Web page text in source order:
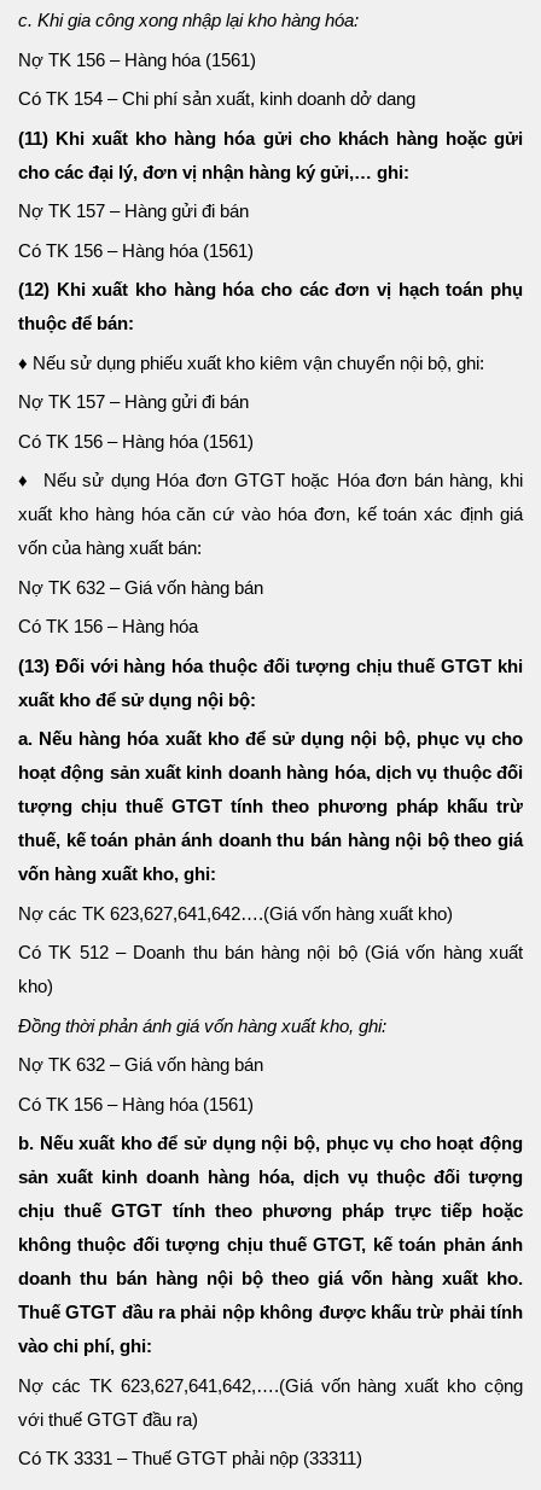
c. Khi gia công xong nhập lại kho hàng hóa:
Nợ TK 156 – Hàng hóa (1561)
Có TK 154 – Chi phí sản xuất, kinh doanh dở dang
(11) Khi xuất kho hàng hóa gửi cho khách hàng hoặc gửi
cho các đại lý, đơn vị nhận hàng ký gửi,… ghi:
Nợ TK 157 – Hàng gửi đi bán
Có TK 156 – Hàng hóa (1561)
(12) Khi xuất kho hàng hóa cho các đơn vị hạch toán phụ
thuộc để bán:
♦ Nếu sử dụng phiếu xuất kho kiêm vận chuyển nội bộ, ghi:
Nợ TK 157 – Hàng gửi đi bán
Có TK 156 – Hàng hóa (1561)
♦ Nếu sử dụng Hóa đơn GTGT hoặc Hóa đơn bán hàng, khi
xuất kho hàng hóa căn cứ vào hóa đơn, kế toán xác định giá
vốn của hàng xuất bán:
Nợ TK 632 – Giá vốn hàng bán
Có TK 156 – Hàng hóa
(13) Đối với hàng hóa thuộc đối tượng chịu thuế GTGT khi
xuất kho để sử dụng nội bộ:
a. Nếu hàng hóa xuất kho để sử dụng nội bộ, phục vụ cho
hoạt động sản xuất kinh doanh hàng hóa, dịch vụ thuộc đối
tượng chịu thuế GTGT tính theo phương pháp khấu trừ
thuế, kế toán phản ánh doanh thu bán hàng nội bộ theo giá
vốn hàng xuất kho, ghi:
Nợ các TK 623,627,641,642….(Giá vốn hàng xuất kho)
Có TK 512 – Doanh thu bán hàng nội bộ (Giá vốn hàng xuất
kho)
Đồng thời phản ánh giá vốn hàng xuất kho, ghi:
Nợ TK 632 – Giá vốn hàng bán
Có TK 156 – Hàng hóa (1561)
b. Nếu xuất kho để sử dụng nội bộ, phục vụ cho hoạt động
sản xuất kinh doanh hàng hóa, dịch vụ thuộc đối tượng
chịu thuế GTGT tính theo phương pháp trực tiếp hoặc
không thuộc đối tượng chịu thuế GTGT, kế toán phản ánh
doanh thu bán hàng nội bộ theo giá vốn hàng xuất kho.
Thuế GTGT đầu ra phải nộp không được khấu trừ phải tính
vào chi phí, ghi:
Nợ các TK 623,627,641,642,….(Giá vốn hàng xuất kho cộng
với thuế GTGT đầu ra)
Có TK 3331 – Thuế GTGT phải nộp (33311)